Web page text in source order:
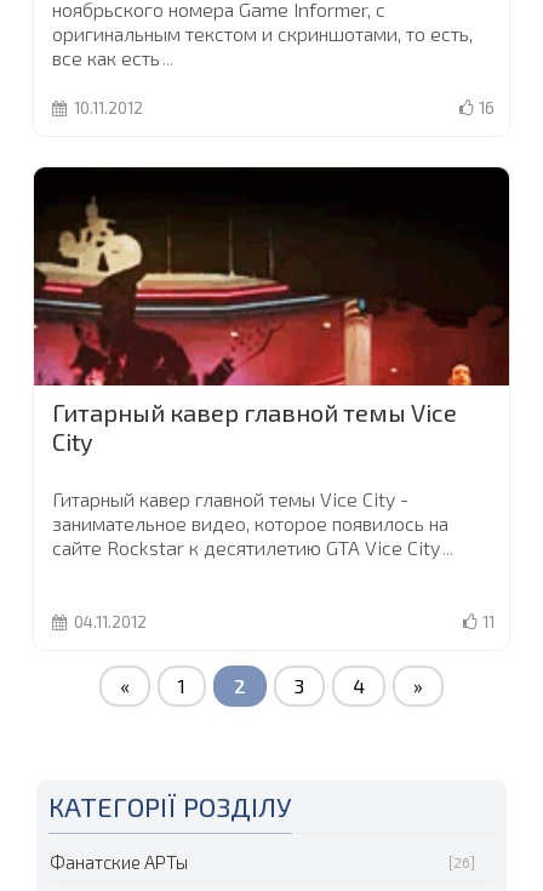
ноябрьского номера Game Informer, с
оригинальным текстом и скриншотами, то есть,
все как есть...
16
10.11.2012
Гитарный кавер главной темы Vice
City
Гитарный кавер главной темы Vice City -
занимательное видео, которое появилось на
сайте Rockstar к десятилетию GTA Vice City...
11
04.11.2012
« 1 2 3 4 »
КАТЕГОРІЇ РОЗДІЛУ
Фанатские АРТы [26]